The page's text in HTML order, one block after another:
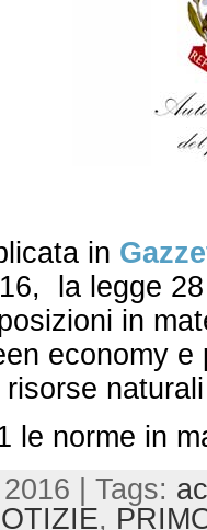
in
la legge
in
economy e
le norme in
| Tags:
,